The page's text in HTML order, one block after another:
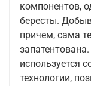
компонентов,
бересты.
причем, сама
используется
технологии,